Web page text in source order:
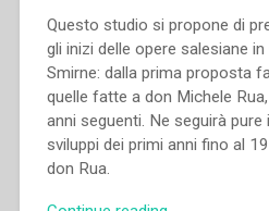
Questo studio si propone di
gli inizi delle opere salesiane
Smirne: dalla prima proposta
quelle fatte a don Michele
anni seguenti. Ne seguirà pure
sviluppi dei primi anni fino al
don Rua.